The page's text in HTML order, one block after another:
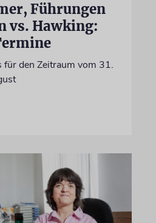
Führungen
vs. Hawking:
für den Zeitraum vom 31.